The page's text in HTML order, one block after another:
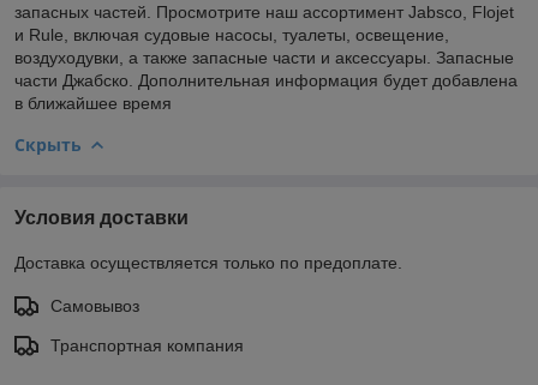
запасных частей. Просмотрите наш ассортимент Jabsco, Flojet
и Rule, включая судовые насосы, туалеты, освещение,
воздуходувки, а также запасные части и аксессуары. Запасные
части Джабско. Дополнительная информация будет добавлена
в ближайшее время
Скрыть
Условия доставки
Доставка осуществляется только по предоплате.
Самовывоз
Транспортная компания